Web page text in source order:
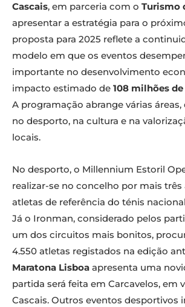
Cascais, em parceria com o Turismo
apresentar a estratégia para o
proposta para 2025 reflete a
modelo em que os eventos
importante no desenvolvimento
impacto estimado de 108 milhões
A programação abrange várias
no desporto, na cultura e na
locais.
No desporto, o Millennium Estoril
realizar-se no concelho por mais três
atletas de referência do ténis
Já o Ironman, considerado pelos
um dos circuitos mais bonitos,
4.550 atletas registados na edição
Maratona Lisboa apresenta uma
partida será feita em Carcavelos, em
Cascais. Outros eventos desportivos